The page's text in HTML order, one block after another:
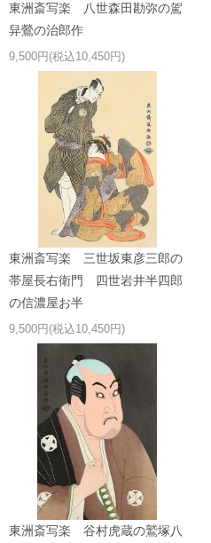
東洲斎写楽 八世森田勘弥の駕
舁鶯の治郎作
9,500円(税込10,450円)
東洲斎写楽 三世坂東彦三郎の
帯屋長右衛門 四世岩井半四郎
の信濃屋お半
9,500円(税込10,450円)
東洲斎写楽 谷村虎蔵の鷲塚八